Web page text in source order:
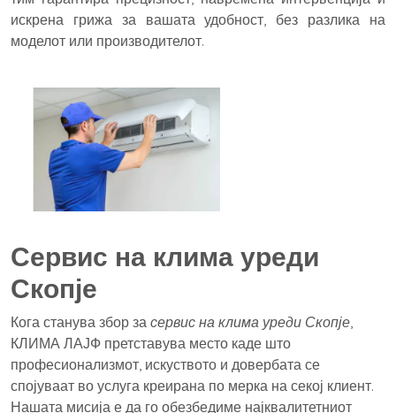
искрена грижа за вашата удобност, без разлика на
моделот или производителот.
Сервис на клима уреди
Скопје
Кога станува збор за сервис на клима уреди Скопје,
КЛИМА ЛАЈФ претставува место каде што
професионализмот, искуството и довербата се
спојуваат во услуга креирана по мерка на секој клиент.
Нашата мисија е да го обезбедиме најквалитетниот